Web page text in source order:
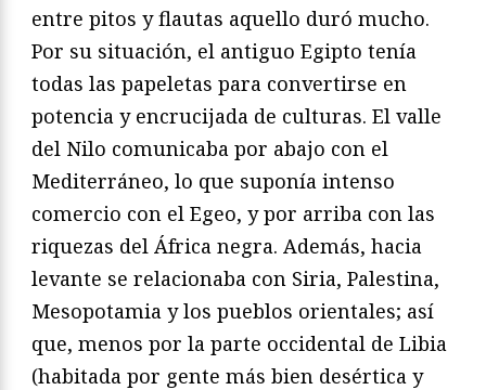
entre pitos y flautas aquello duró mucho.
Por su situación, el antiguo Egipto tenía
todas las papeletas para convertirse en
potencia y encrucijada de culturas. El valle
del Nilo comunicaba por abajo con el
Mediterráneo, lo que suponía intenso
comercio con el Egeo, y por arriba con las
riquezas del África negra. Además, hacia
levante se relacionaba con Siria, Palestina,
Mesopotamia y los pueblos orientales; así
que, menos por la parte occidental de Libia
(habitada por gente más bien desértica y